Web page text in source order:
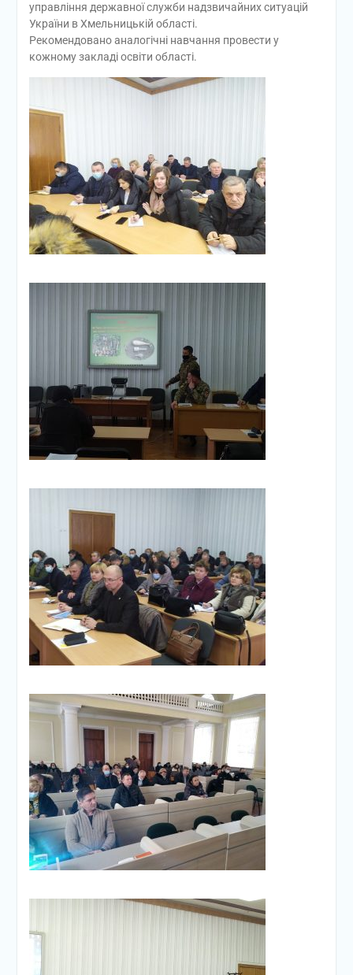
управління державної служби надзвичайних ситуацій
України в Хмельницькій області.
Рекомендовано аналогічні навчання провести у
кожному закладі освіти області.